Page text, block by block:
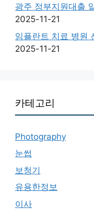
광주 정부지원대출
2025-11-21
임플란트 치료 병원
2025-11-21
카테고리
Photography
눈썹
보청기
유용한정보
이사